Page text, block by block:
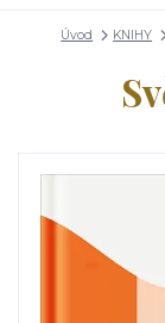
Úvod KNIHY